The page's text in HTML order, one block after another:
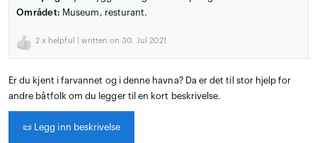
Området: Museum, resturant.
2 x helpful | written on 30. Jul 2021
Er du kjent i farvannet og i denne havna? Da er det til stor hjelp for
andre båtfolk om du legger til en kort beskrivelse.
📜 Legg inn beskrivelse